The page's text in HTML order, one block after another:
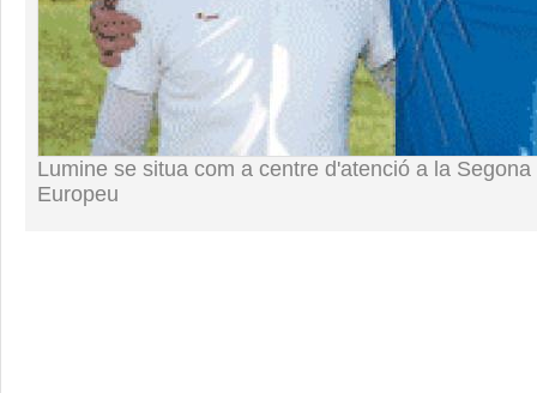
Lumine se situa com a centre d'atenció a la Segona
Europeu